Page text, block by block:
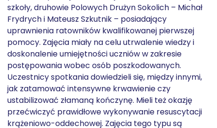
szkoły, druhowie Polowych Drużyn Sokolich – Michał
Frydrych i Mateusz Szkutnik – posiadający
uprawnienia ratowników kwalifikowanej pierwszej
pomocy. Zajęcia miały na celu utrwalenie wiedzy i
doskonalenie umiejętności uczniów w zakresie
postępowania wobec osób poszkodowanych.
Uczestnicy spotkania dowiedzieli się, między innymi,
jak zatamować intensywne krwawienie czy
ustabilizować złamaną kończynę. Mieli też okazję
przećwiczyć prawidłowe wykonywanie resuscytacji
krążeniowo-oddechowej. Zajęcia tego typu są